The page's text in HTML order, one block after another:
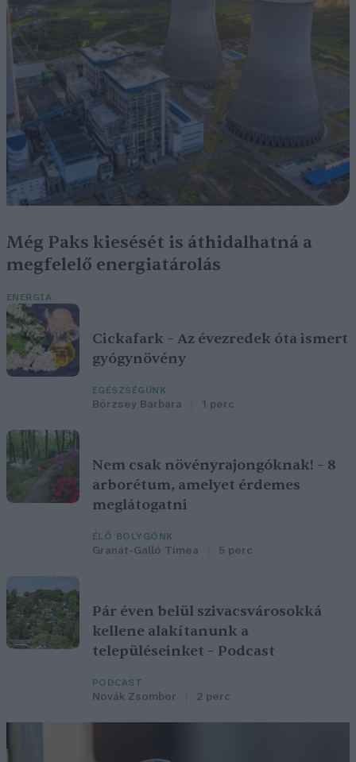
Még Paks kiesését is áthidalhatná a
megfelelő energiatárolás
ENERGIA
Cickafark – Az évezredek óta ismert
gyógynövény
EGÉSZSÉGÜNK
Börzsey Barbara 1 perc
Nem csak növényrajongóknak! – 8
arborétum, amelyet érdemes
meglátogatni
ÉLŐ BOLYGÓNK
Granát-Galló Tímea 5 perc
Pár éven belül szivacsvárosokká
kellene alakítanunk a
településeinket – Podcast
PODCAST
Novák Zsombor 2 perc